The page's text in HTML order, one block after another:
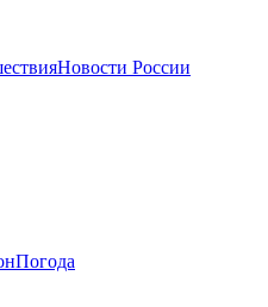
Новости России
Погода